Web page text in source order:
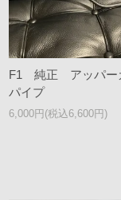
F1 純正 アッパー
パイプ
6,000円(税込6,600円)